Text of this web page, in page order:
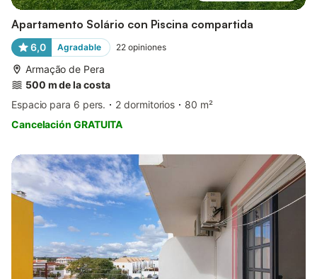
Apartamento Solário con Piscina compartida
6,0 Agradable 22 opiniones
Armação de Pera
500 m de la costa
Espacio para 6 pers.
2 dormitorios
80 m²
Cancelación GRATUITA